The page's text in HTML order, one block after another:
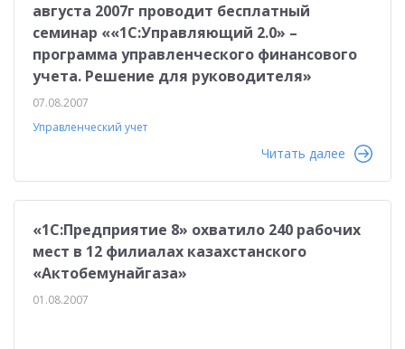
августа 2007г проводит бесплатный
семинар ««1С:Управляющий 2.0» –
программа управленческого финансового
учета. Решение для руководителя»
07.08.2007
Управленческий учет
Читать далее
«1С:Предприятие 8» охватило 240 рабочих
мест в 12 филиалах казахстанского
«Актобемунайгаза»
01.08.2007